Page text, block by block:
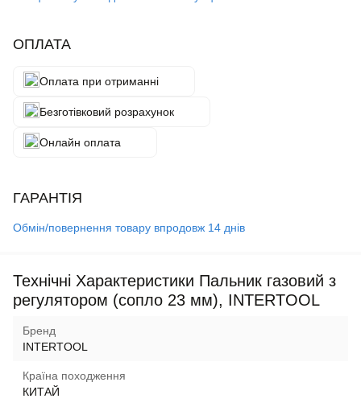
ОПЛАТА
Оплата при отриманні
Безготівковий розрахунок
Онлайн оплата
ГАРАНТІЯ
Обмін/повернення товару впродовж 14 днів
Технічні Характеристики Пальник газовий з
регулятором (сопло 23 мм), INTERTOOL
Бренд
INTERTOOL
Країна походження
КИТАЙ